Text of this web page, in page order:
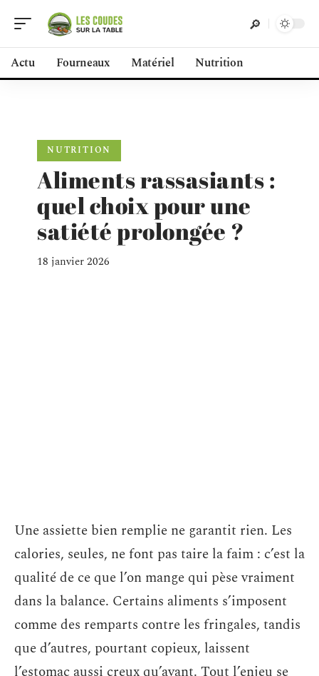
Actu Fourneaux Matériel Nutrition
NUTRITION
Aliments rassasiants :
quel choix pour une
satiété prolongée ?
18 janvier 2026
Une assiette bien remplie ne garantit rien. Les
calories, seules, ne font pas taire la faim : c’est la
qualité de ce que l’on mange qui pèse vraiment
dans la balance. Certains aliments s’imposent
comme des remparts contre les fringales, tandis
que d’autres, pourtant copieux, laissent